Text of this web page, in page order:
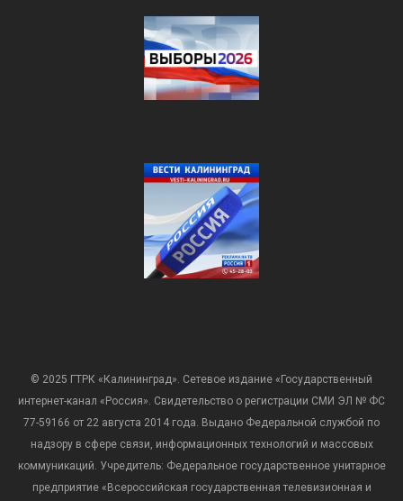
© 2025 ГТРК «Калининград». Сетевое издание «Государственный
интернет-канал «Россия». Свидетельство о регистрации СМИ ЭЛ № ФС
77-59166 от 22 августа 2014 года. Выдано Федеральной службой по
надзору в сфере связи, информационных технологий и массовых
коммуникаций. Учредитель: Федеральное государственное унитарное
предприятие «Всероссийская государственная телевизионная и